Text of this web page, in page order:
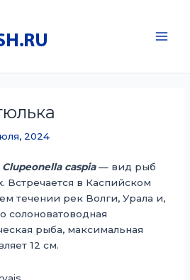
2024
Clupeonella caspia— вид рыб
Встречается в Каспийском
течении рек Волги, Урала и,
солоноватоводная
рыба, максимальная
12 см.